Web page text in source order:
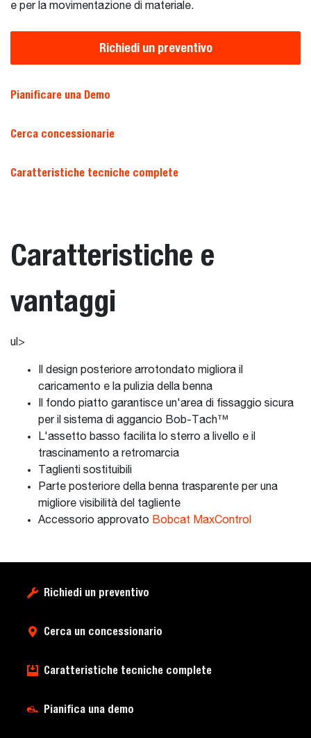
e per la movimentazione di materiale.
Richiedi un preventivo
Pianificare una Demo
Cerca concessionarie
Caratteristiche tecniche complete
Caratteristiche e
vantaggi
ul>
Il design posteriore arrotondato migliora il
caricamento e la pulizia della benna
Il fondo piatto garantisce un'area di fissaggio sicura
per il sistema di aggancio Bob-Tach™
L'assetto basso facilita lo sterro a livello e il
trascinamento a retromarcia
Taglienti sostituibili
Parte posteriore della benna trasparente per una
migliore visibilità del tagliente
Accessorio approvato Bobcat MaxControl
Richiedi un preventivo
Cerca un concessionario
Caratteristiche tecniche complete
Pianifica una demo